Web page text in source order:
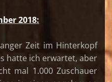
2018:
Zeit im Hinterkopf
hatte ich erwartet, aber
mal 1.000 Zuschauer